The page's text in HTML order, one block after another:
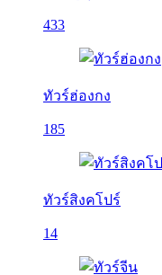
433
ทัวร์ฮ่องกง
185
ทัวร์สิงคโปร์
14